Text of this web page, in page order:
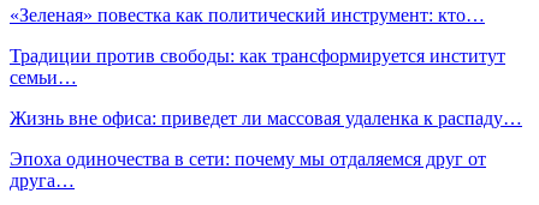
«Зеленая» повестка как политический инструмент: кто…
Традиции против свободы: как трансформируется институт
семьи…
Жизнь вне офиса: приведет ли массовая удаленка к распаду…
Эпоха одиночества в сети: почему мы отдаляемся друг от
друга…